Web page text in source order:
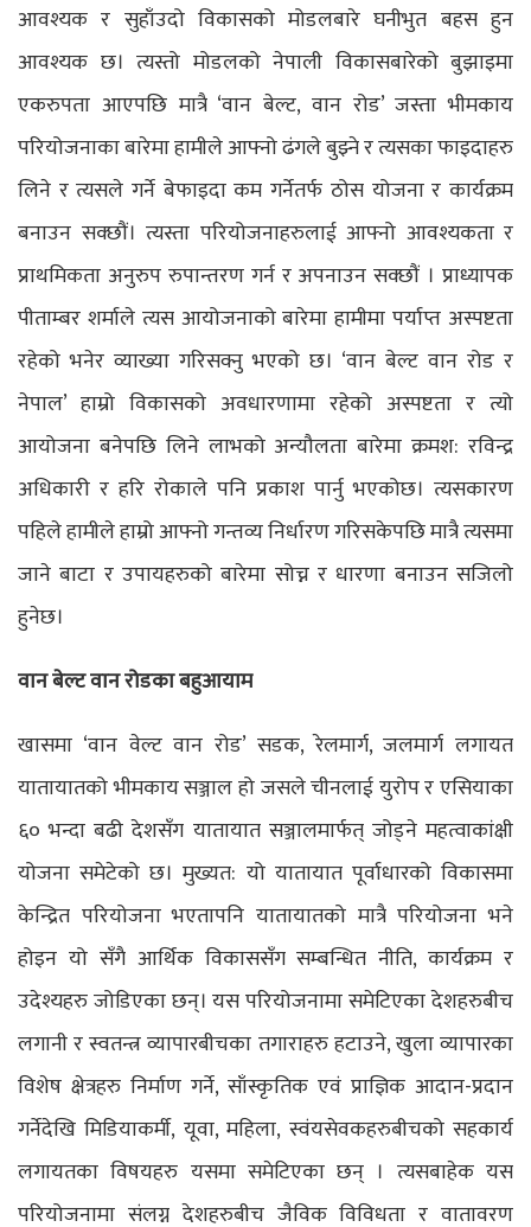
आवश्यक र सुहाँउदो विकासको मोडलबारे घनीभुत बहस हुन
आवश्यक छ। त्यस्तो मोडलको नेपाली विकासबारेको बुझाइमा
एकरुपता आएपछि मात्रै ‘वान बेल्ट, वान रोड’ जस्ता भीमकाय
परियोजनाका बारेमा हामीले आफ्नो ढंगले बुझ्ने र त्यसका फाइदाहरु
लिने र त्यसले गर्ने बेफाइदा कम गर्नेतर्फ ठोस योजना र कार्यक्रम
बनाउन सक्छौं। त्यस्ता परियोजनाहरुलाई आफ्नो आवश्यकता र
प्राथमिकता अनुरुप रुपान्तरण गर्न र अपनाउन सक्छौं । प्राध्यापक
पीताम्बर शर्माले त्यस आयोजनाको बारेमा हामीमा पर्याप्त अस्पष्टता
रहेको भनेर व्याख्या गरिसक्नु भएको छ। ‘वान बेल्ट वान रोड र
नेपाल’ हाम्रो विकासको अवधारणामा रहेको अस्पष्टता र त्यो
आयोजना बनेपछि लिने लाभको अन्यौलता बारेमा क्रमश: रविन्द्र
अधिकारी र हरि रोकाले पनि प्रकाश पार्नु भएकोछ। त्यसकारण
पहिले हामीले हाम्रो आफ्नो गन्तव्य निर्धारण गरिसकेपछि मात्रै त्यसमा
जाने बाटा र उपायहरुको बारेमा सोच्न र धारणा बनाउन सजिलो
हुनेछ।
वान बेल्ट वान रोडका बहुआयाम
खासमा ‘वान वेल्ट वान रोड’ सडक, रेलमार्ग, जलमार्ग लगायत
यातायातको भीमकाय सञ्जाल हो जसले चीनलाई युरोप र एसियाका
६० भन्दा बढी देशसँग यातायात सञ्जालमार्फत् जोड्ने महत्वाकांक्षी
योजना समेटेको छ। मुख्यत: यो यातायात पूर्वाधारको विकासमा
केन्द्रित परियोजना भएतापनि यातायातको मात्रै परियोजना भने
होइन यो सँगै आर्थिक विकाससँग सम्बन्धित नीति, कार्यक्रम र
उदेश्यहरु जोडिएका छन्। यस परियोजनामा समेटिएका देशहरुबीच
लगानी र स्वतन्त्र व्यापारबीचका तगाराहरु हटाउने, खुला व्यापारका
विशेष क्षेत्रहरु निर्माण गर्ने, साँस्कृतिक एवं प्राज्ञिक आदान-प्रदान
गर्नेदेखि मिडियाकर्मी, यूवा, महिला, स्वंयसेवकहरुबीचको सहकार्य
लगायतका विषयहरु यसमा समेटिएका छन् । त्यसबाहेक यस
परियोजनामा संलग्न देशहरुबीच जैविक विविधता र वातावरण